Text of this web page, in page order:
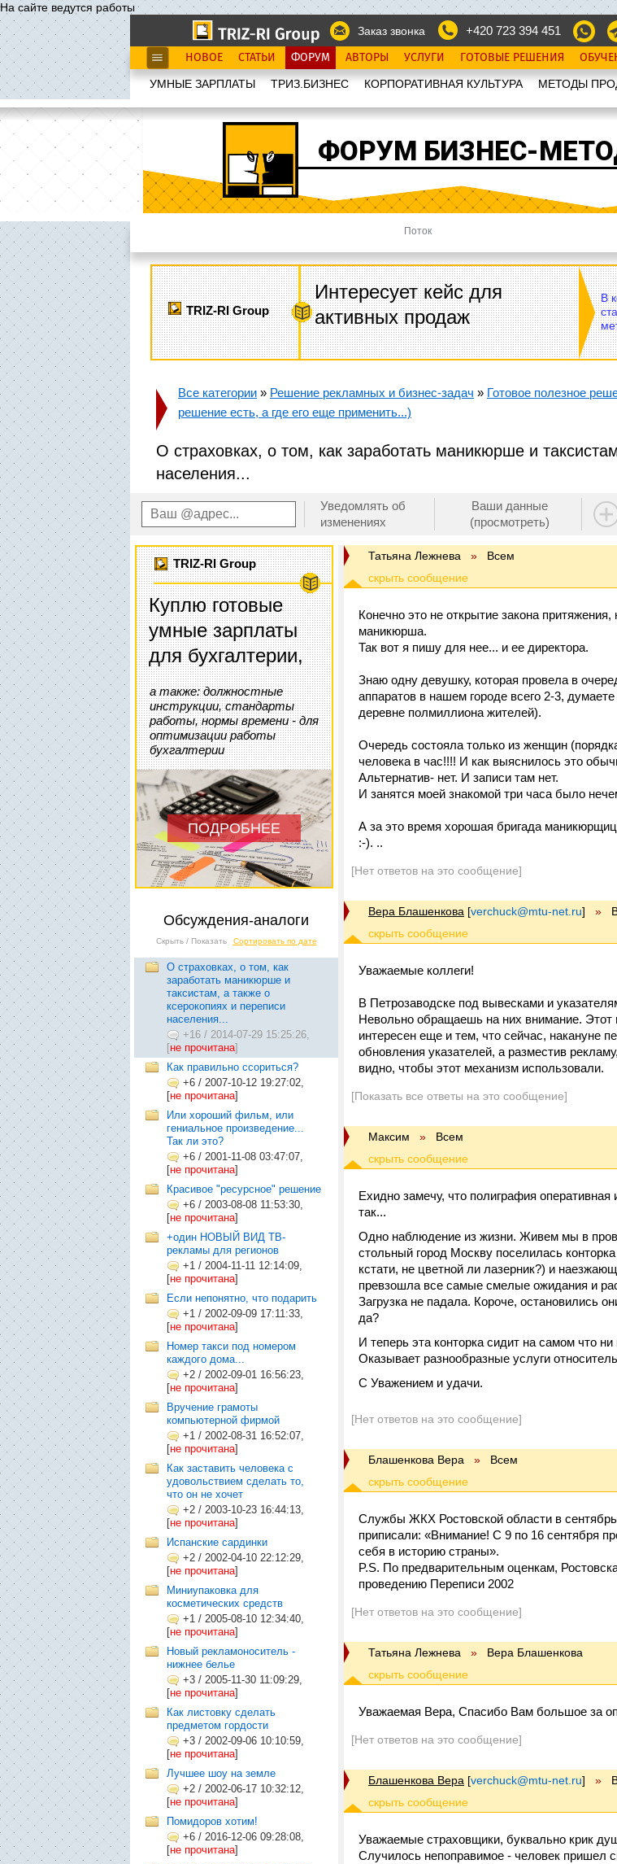
На сайте ведутся работы
Заказ звонка
+420 723 394 451
НОВОЕ СТАТЬИ ФОРУМ АВТОРЫ УСЛУГИ ГОТОВЫЕ РЕШЕНИЯ
УМНЫЕ ЗАРПЛАТЫ ТРИЗ.БИЗНЕС КОРПОРАТИВНАЯ КУЛЬТУРА МЕТОДЫ
ФОРУМ БИЗНЕС-
Поток
TRIZ-RI Group
Интересует кейс для
активных продаж
В
Все категории » Решение рекламных и бизнес-задач » Готовое полезное
решение есть, а где его еще применить...)
О страховках, о том, как заработать маникюрше и
населения...
Уведомлять об
изменениях
Ваши данные
(просмотреть)
TRIZ-RI Group
Куплю готовые
умные зарплаты
для бухгалтерии,
а также: должностные
инструкции, стандарты
работы, нормы времени - для
оптимизации работы
бухгалтерии
ПОДРОБНЕЕ
Обсуждения-аналоги
Скрыть / Показать Сортировать по дате
О страховках, о том, как
заработать маникюрше и
таксистам, а также о
ксерокопиях и переписи
населения...
+16 / 2014-07-29 15:25:26,
[не прочитана]
Как правильно ссориться?
+6 / 2007-10-12 19:27:02,
[не прочитана]
Или хороший фильм, или
гениальное произведение...
Так ли это?
+6 / 2001-11-08 03:47:07,
[не прочитана]
Красивое "ресурсное" решение
+6 / 2003-08-08 11:53:30,
[не прочитана]
+один НОВЫЙ ВИД ТВ-
рекламы для регионов
+1 / 2004-11-11 12:14:09,
[не прочитана]
Если непонятно, что подарить
+1 / 2002-09-09 17:11:33,
[не прочитана]
Номер такси под номером
каждого дома...
+2 / 2002-09-01 16:56:23,
[не прочитана]
Вручение грамоты
компьютерной фирмой
+1 / 2002-08-31 16:52:07,
[не прочитана]
Как заставить человека с
удовольствием сделать то,
что он не хочет
+2 / 2003-10-23 16:44:13,
[не прочитана]
Испанские сардинки
+2 / 2002-04-10 22:12:29,
[не прочитана]
Миниупаковка для
косметических средств
+1 / 2005-08-10 12:34:40,
[не прочитана]
Новый рекламоноситель -
нижнее белье
+3 / 2005-11-30 11:09:29,
[не прочитана]
Как листовку сделать
предметом гордости
+3 / 2002-09-06 10:10:59,
[не прочитана]
Лучшее шоу на земле
+2 / 2002-06-17 10:32:12,
[не прочитана]
Помидоров хотим!
+6 / 2016-12-06 09:28:08,
[не прочитана]
Татьяна Лежнева » Всем
Конечно это не открытие закона
маникюрша.
Так вот я пишу для нее... и ее директора.
Знаю одну девушку, которая провела в
аппаратов в нашем городе всего 2-3,
деревне полмиллиона жителей).
Очередь состояла только из женщин
человека в час!!!! И как выяснилось это
Альтернатив- нет. И записи там нет.
И занятся моей знакомой три часа было
А за это время хорошая бригада
:-). ..
[Нет ответов на это сообщение]
Вера Блашенкова [verchuck@mtu-net.ru] »
Уважаемые коллеги!
В Петрозаводске под вывесками и
Невольно обращаешь на них внимание.
интересен еще и тем, что сейчас, накануне
обновления указателей, а разместив
видно, чтобы этот механизм использовали.
[Показать все ответы на это сообщение]
Максим » Всем
Ехидно замечу, что полиграфия
так...
Одно наблюдение из жизни. Живем мы в
стольный город Москву поселилась
кстати, не цветной ли лазерник?) и
превзошла все самые смелые ожидания и
Загрузка не падала. Короче, остановились
да?
И теперь эта конторка сидит на самом что
Оказывает разнообразные услуги
С Уважением и удачи.
[Нет ответов на это сообщение]
Блашенкова Вера » Всем
Службы ЖКХ Ростовской области в
приписали: «Внимание! С 9 по 16 сентября
себя в историю страны».
P.S. По предварительным оценкам,
проведению Переписи 2002
[Нет ответов на это сообщение]
Татьяна Лежнева » Вера Блашенкова
Уважаемая Вера, Спасибо Вам большое за
[Нет ответов на это сообщение]
Блашенкова Вера [verchuck@mtu-net.ru] »
Уважаемые страховщики, буквально крик
Случилось непоправимое - человек пришел